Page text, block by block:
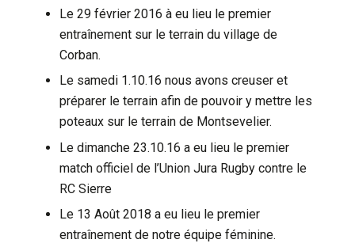
Le 29 février 2016 à eu lieu le premier
entraînement sur le terrain du village de
Corban.
Le samedi 1.10.16 nous avons creuser et
préparer le terrain afin de pouvoir y mettre les
poteaux sur le terrain de Montsevelier.
Le dimanche 23.10.16 a eu lieu le premier
match officiel de l’Union Jura Rugby contre le
RC Sierre
Le 13 Août 2018 a eu lieu le premier
entraînement de notre équipe féminine.